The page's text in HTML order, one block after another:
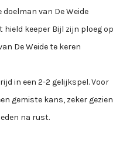
van De Weide
hield keeper Bijl zijn ploeg op
De Weide te keren
in een 2-2 gelijkspel. Voor
gemiste kans, zeker gezien
na rust.